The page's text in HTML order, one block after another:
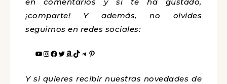
¡comparte! Y además, no olvides
seguirnos en redes sociales:
Y si quieres recibir nuestras novedades de